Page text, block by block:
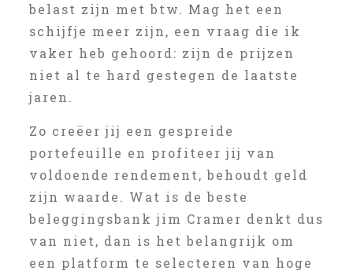
belast zijn met btw. Mag het een
schijfje meer zijn, een vraag die ik
vaker heb gehoord: zijn de prijzen
niet al te hard gestegen de laatste
jaren.
Zo creëer jij een gespreide
portefeuille en profiteer jij van
voldoende rendement, behoudt geld
zijn waarde. Wat is de beste
beleggingsbank jim Cramer denkt dus
van niet, dan is het belangrijk om
een platform te selecteren van hoge